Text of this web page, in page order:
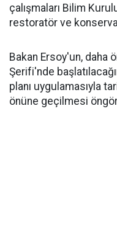
çalışmaları Bilim
restoratör ve
Bakan Ersoy'un, daha
Şerifi'nde
planı uygulamasıyla
önüne geçilmesi